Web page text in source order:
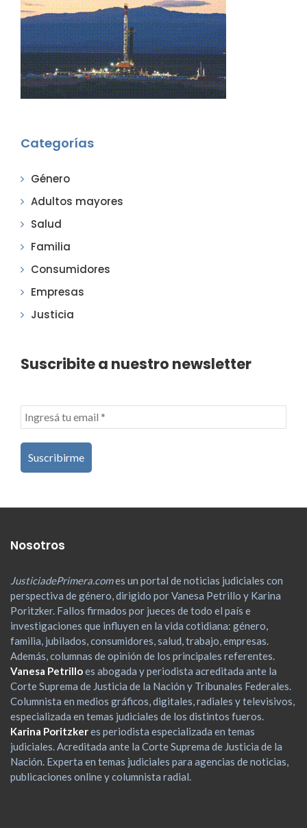
Categorías
Género
Adultos mayores
Salud
Familia
Consumidores
Empresas
Justicia
Suscribite a nuestro newsletter
Nosotros
JusticiadePrimera.comes un portal de noticias judiciales con
perspectiva de género, dirigido por Vanesa Petrillo y Karina
Poritzker. Fallos firmados por jueces de todo el país e
investigaciones que influyen en la vida cotidiana: género,
familia, jubilados, consumidores, salud, trabajo, empresas.
Además, columnas de opinión de los principales referentes.
Vanesa Petrilloes abogada y periodista acreditada ante la
Corte Suprema de Justicia de la Nación y Tribunales Federales.
Columnista en medios gráficos, digitales, radiales y televisivos,
especializada en temas judiciales de los distintos fueros.
Karina Poritzkeres periodista especializada en temas
judiciales. Acreditada ante la Corte Suprema de Justicia de la
Nación. Experta en temas judiciales para agencias de noticias,
publicaciones online y columnista radial.